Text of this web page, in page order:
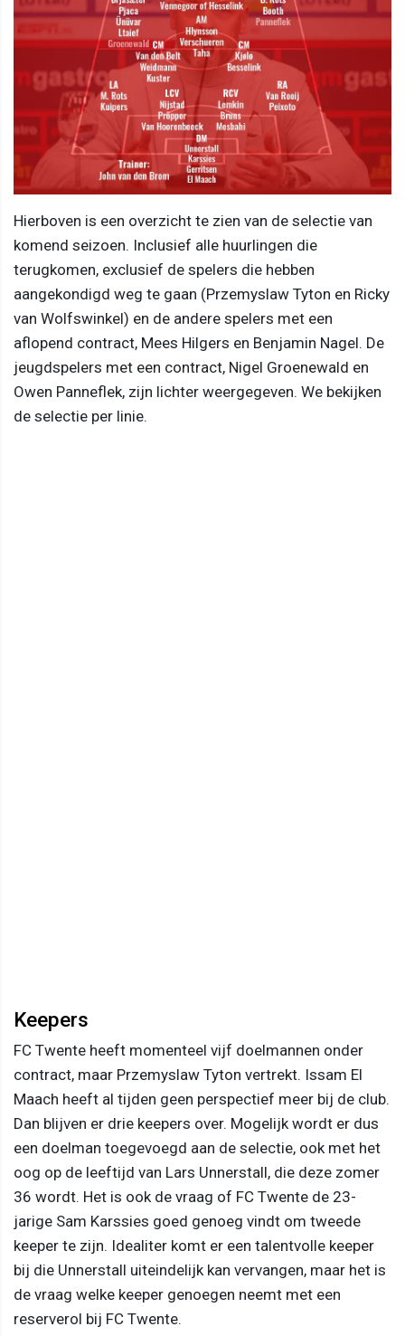
Hierboven is een overzicht te zien van de selectie van
komend seizoen. Inclusief alle huurlingen die
terugkomen, exclusief de spelers die hebben
aangekondigd weg te gaan (Przemyslaw Tyton en Ricky
van Wolfswinkel) en de andere spelers met een
aflopend contract, Mees Hilgers en Benjamin Nagel. De
jeugdspelers met een contract, Nigel Groenewald en
Owen Panneflek, zijn lichter weergegeven. We bekijken
de selectie per linie.
Keepers
FC Twente heeft momenteel vijf doelmannen onder
contract, maar Przemyslaw Tyton vertrekt. Issam El
Maach heeft al tijden geen perspectief meer bij de club.
Dan blijven er drie keepers over. Mogelijk wordt er dus
een doelman toegevoegd aan de selectie, ook met het
oog op de leeftijd van Lars Unnerstall, die deze zomer
36 wordt. Het is ook de vraag of FC Twente de 23-
jarige Sam Karssies goed genoeg vindt om tweede
keeper te zijn. Idealiter komt er een talentvolle keeper
bij die Unnerstall uiteindelijk kan vervangen, maar het is
de vraag welke keeper genoegen neemt met een
reserverol bij FC Twente.